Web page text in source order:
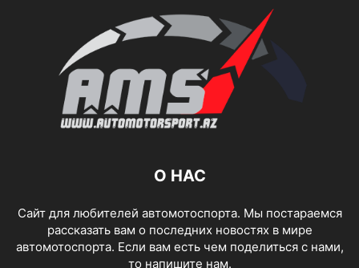
О НАС
Сайт для любителей автомотоспорта. Мы постараемся
рассказать вам о последних новостях в мире
автомотоспорта. Если вам есть чем поделиться с нами,
то напишите нам.